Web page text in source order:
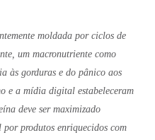
moldada por ciclos de
um macronutriente como
às gorduras e do pânico aos
e a mídia digital estabeleceram
deve ser maximizado
produtos enriquecidos com